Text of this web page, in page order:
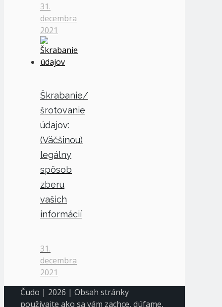
31.
decembra
2021
Škrabanie/
šrotovanie
údajov:
(Väčšinou)
legálny
spôsob
zberu
vašich
informácií
31.
decembra
2021
Čudo | 2026 | Obsah stránky
používajte ako sa vám zachce, dúfame,